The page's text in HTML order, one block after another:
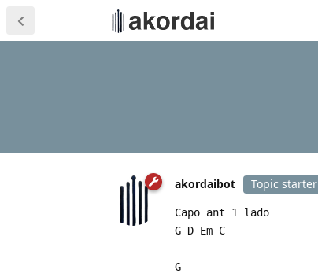
akordaibot Topic starter
Capo ant 1 lado
G D Em C
G